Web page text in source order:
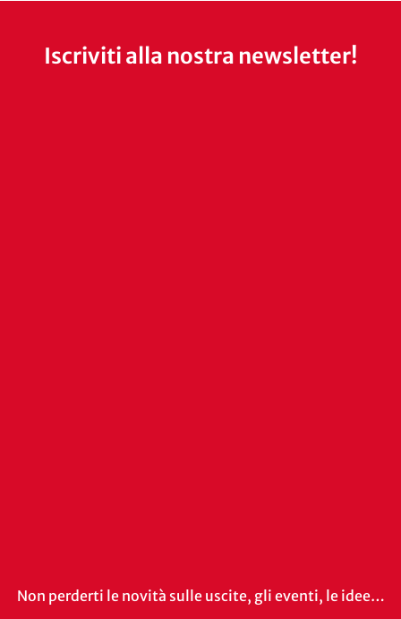
Iscriviti alla nostra newsletter!
Non perderti le novità sulle uscite, gli eventi, le idee…